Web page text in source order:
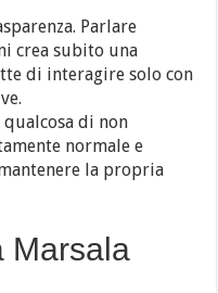
Parlare
crea subito una
di interagire solo con
di non
normale e
la propria
Marsala